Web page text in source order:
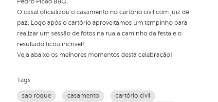
Pedro Picão BBQ.
O casal oficializou o casamento no cartório civil com juiz de
paz. Logo após o cartório aproveitamos um tempinho para
realizar um sessão de fotos na rua a caminho da festa e o
resultado ficou incrível!
Veja abaixo os melhores momentos desta celebração!
Tags
sao roque casamento
cartório civil